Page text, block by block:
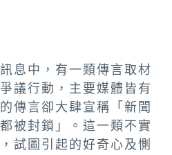
息中，有一類傳言取材
議行動，主要媒體皆有
傳言卻大肆宣稱「新聞
被封鎖」。這一類不實
試圖引起的好奇心及惻